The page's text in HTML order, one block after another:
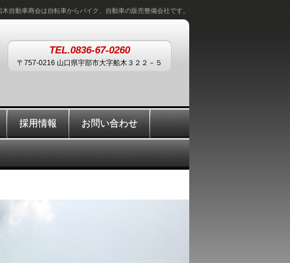
木自動車商会は自転車からバイク、自動車の販売整備会社です。
TEL.0836-67-0260
〒757-0216 山口県宇部市大字船木３２２－５
採用情報 お問い合わせ